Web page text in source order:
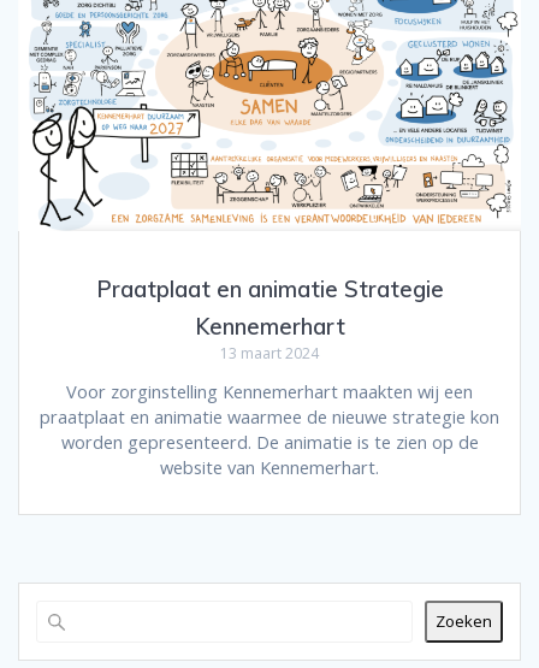
Praatplaat en animatie Strategie
Kennemerhart
13 maart 2024
Voor zorginstelling Kennemerhart maakten wij een
praatplaat en animatie waarmee de nieuwe strategie kon
worden gepresenteerd. De animatie is te zien op de
website van Kennemerhart.
Zoeken